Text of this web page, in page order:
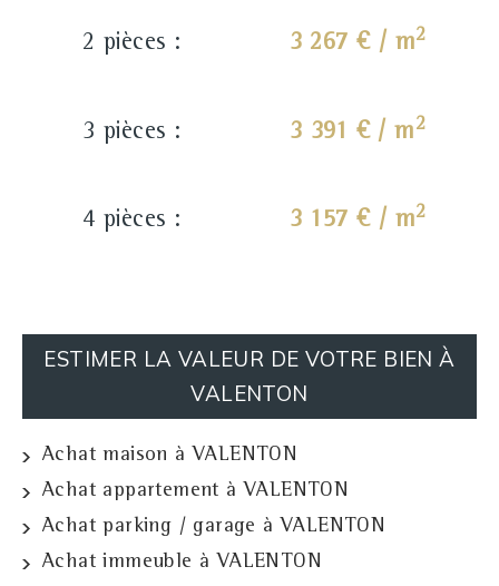
2 pièces : 3 267 € / m2
3 pièces : 3 391 € / m2
4 pièces : 3 157 € / m2
ESTIMER LA VALEUR DE VOTRE BIEN À
VALENTON
Achat maison à VALENTON
Achat appartement à VALENTON
Achat parking / garage à VALENTON
Achat immeuble à VALENTON